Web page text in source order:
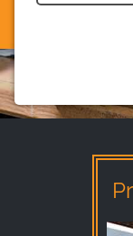
Bu çerezler